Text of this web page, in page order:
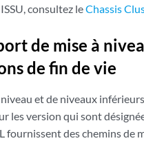
consultez leChassis
de mise à
de fin de vie
niveau et de niveaux
les version qui sont
fournissent des chemins